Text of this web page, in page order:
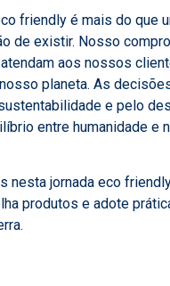
friendly é mais do que
de existir. Nosso
aos nossos
planeta. As
e pelo
entre humanidade e
nesta jornada eco
produtos e adote